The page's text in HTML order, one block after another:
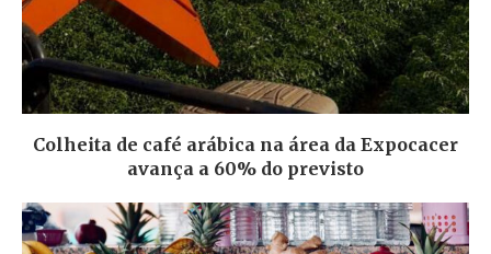
Colheita de café arábica na área da Expocacer
avança a 60% do previsto